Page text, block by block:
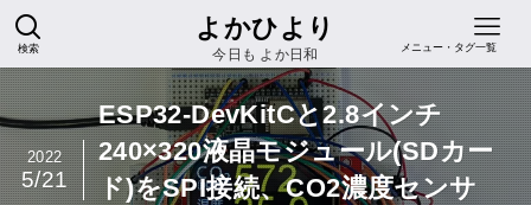
よかひより
今日も よか日和
検索 メニュー・タグ一覧
ESP32-DevKitCと2.8インチ
240×320液晶モジュール(SDカー
ド)をSPI接続、CO2濃度センサ
2022
5/21